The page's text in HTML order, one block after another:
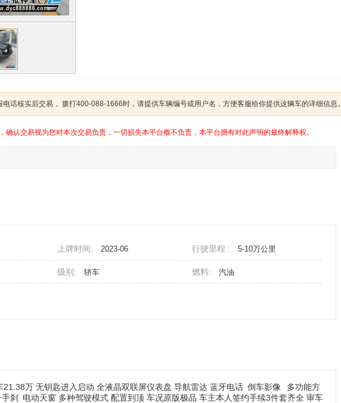
话核实后交易， 拨打400-088-1666时，请提供车辆编号或用户名，方便客服给你提供这辆车的详细信息。
认交易视为您对本次交易负责，一切损失本平台概不负责，本平台拥有对此声明的最终解释权。
上牌时间: 2023-06 行驶里程 : 5-10万公里
级别: 轿车 燃料: 汽油
万 无钥匙进入启动 全液晶双联屏仪表盘 导航雷达 蓝牙电话 倒车影像
多功能方
刹
电动天窗 多种驾驶模式 配置到顶 车况原版极品 车主本人签约手续3件套齐全 审车